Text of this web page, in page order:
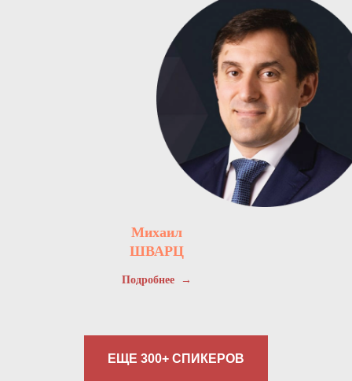
Михаил
ШВАРЦ
Подробнее
ЕЩЕ 300+ СПИКЕРОВ